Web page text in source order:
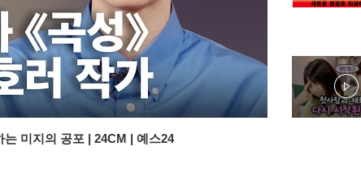
미지의 공포 | 24CM | 예스24